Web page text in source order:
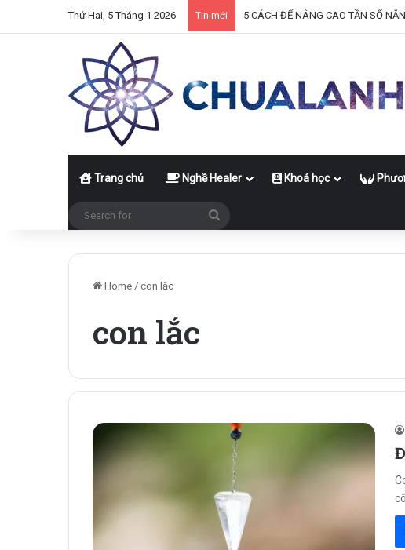
Thứ Hai, 5 Tháng 1 2026 Tin mới 5 CÁCH ĐỂ NÂNG CAO TẦN SỐ
Trang chủ Nghề Healer Khoá học
Home / con lắc
con lắc